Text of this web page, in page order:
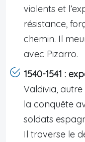
violents et
résistance,
chemin. Il
avec Pizarro.
1540-1541 :
Valdivia,
la conquête
soldats
Il traverse le